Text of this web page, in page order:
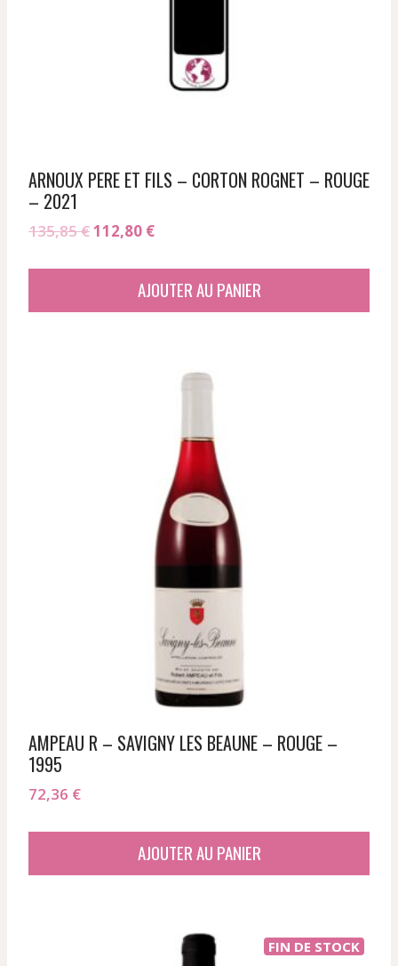
ARNOUX PERE ET FILS – CORTON ROGNET – ROUGE
– 2021
135,85€Le
112,80 €Le
est :
AJOUTER AU PANIER
AMPEAU R – SAVIGNY LES BEAUNE – ROUGE –
1995
72,36 €
AJOUTER AU PANIER
FIN DE STOCK